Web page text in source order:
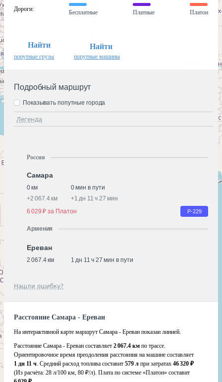
Дороги:
Бесплатные Платные Платон
Найти
попутные грузы
Найти
попутные машины
Подробный маршрут
Легенда
Показывать попутные города
Россия
Самара
0 км
0 мин в пути
+2 067.4 км +1 дн 11 ч 27 мин
6 029 ₽ за Платон
Р-229
Армения
Ереван
2 067.4 км 1 дн 11 ч 27 мин в пути
Нашли ошибку?
Расстояние Самара - Ереван
На интерактивной карте маршрут Самара - Ереван показан линией.
Расстояние Самара - Ереван составляет 2 067.4 км по трассе.
Ориентировочное время преодоления расстояния на машине составляет
1 дн 11 ч. Средний расход топлива составит 579 л при затратах 46 320 ₽
(Из расчёта: 28 л/100 км, 80 ₽/л). Плата по системе «Платон» составит